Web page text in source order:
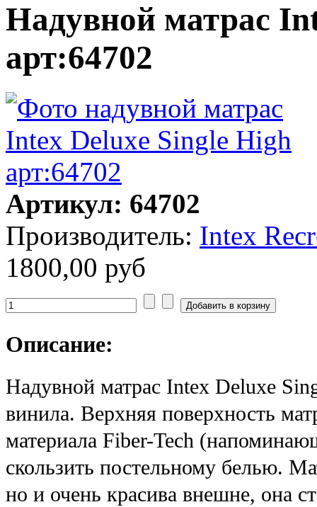
Надувной матрас
арт:64702
Артикул: 64702
Производитель: Intex
1800,00 руб
Описание:
Надувной матрас Intex Deluxe
винила. Верхняя поверхность
материала Fiber-Tech
скользить постельному белью.
но и очень красива внешне, она